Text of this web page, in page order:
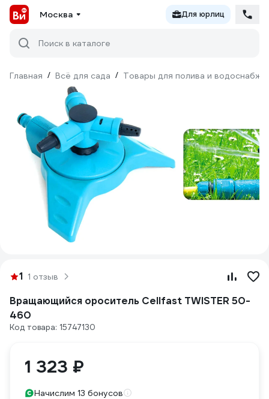
Москва Для юрлиц
Поиск в каталоге
Главная / Всё для сада / Товары для полива и
1 1 отзыв
Вращающийся ороситель Cellfast TWISTER 50-
460
Код товара: 15747130
1 323 ₽
Начислим 13 бонусов